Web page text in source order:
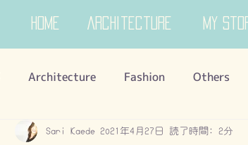
Home Architecture My
Architecture Fashion Others
Sari Kaede 2021年4月27日 読了時間: 2分